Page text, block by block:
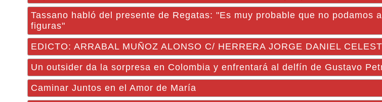
Tassano habló del presente de Regatas: "Es muy probable que no podamos
figuras"
EDICTO: ARRABAL MUÑOZ ALONSO C/ HERRERA JORGE DANIEL
Un outsider da la sorpresa en Colombia y enfrentará al delfín de Gustavo
Caminar Juntos en el Amor de María